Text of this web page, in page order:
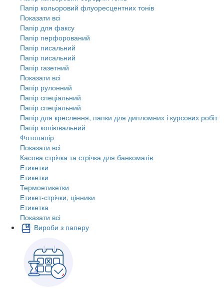
Папір кольоровий флуоресцентних тонів
Показати всі
Папір для факсу
Папір перфорований
Папір писальний
Папір писальний
Папір газетний
Показати всі
Папір рулонний
Папір спеціальний
Папір спеціальний
Папір для креслення, папки для дипломних і курсових робіт
Папір копіювальний
Фотопапір
Показати всі
Касова стрічка та стрічка для банкоматів
Етикетки
Етикетки
Термоетикетки
Етикет-стрічки, цінники
Етикетка
Показати всі
Вироби з паперу